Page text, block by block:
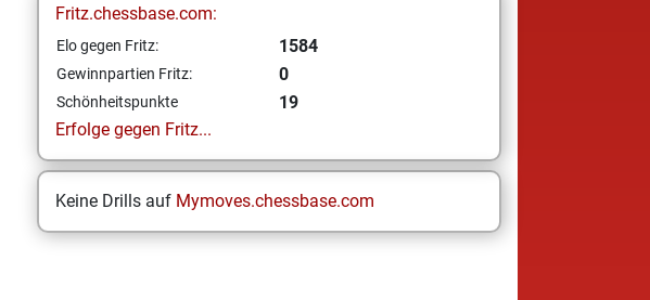
Fritz.chessbase.com:
Elo gegen Fritz: 1584
Gewinnpartien Fritz: 0
Schönheitspunkte
19
Erfolge gegen Fritz...
Keine Drills auf Mymoves.chessbase.com